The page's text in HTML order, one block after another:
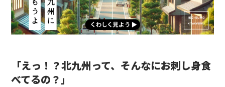
「えっ！？北九州って、そんなにお刺し身食
べてるの？」